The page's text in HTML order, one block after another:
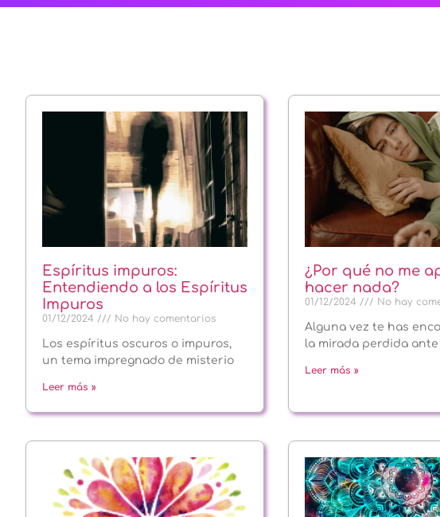
Espíritus impuros:
Entendiendo a los Espíritus
Impuros
01/12/2024 No hay comentarios
Los espíritus oscuros o impuros,
un tema impregnado de misterio
Leer más »
¿Por qué no me
hacer nada?
01/12/2024 No hay
Alguna vez te has
la mirada perdida ante
Leer más »